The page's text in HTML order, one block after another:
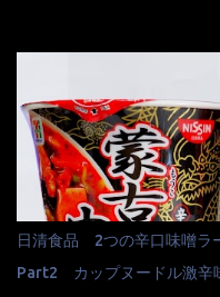
いた）が料理に必ず付いて
スでは・・・それは無いね
プで、タイ料理をどの様に
だなぁ～ 因みにガパオ＝
キンが多く豚や牛もありま
く、粗挽きの肉になるんで
焼きが本来です。 今回はほ
ている訳で何故に敢えて本
格は、緑のたぬきの実売は
でした。 殆ど変わらないじ
メーカーHPから情報を得
て居ない物質を赤色） ☆緑
造)、そば粉、植物油脂、植
かやく(小えびてんぷら、
ょうゆ、魚介エキス、たん
日清食品 2つの辛口味噌ラ
Part2 カップヌードル激辛